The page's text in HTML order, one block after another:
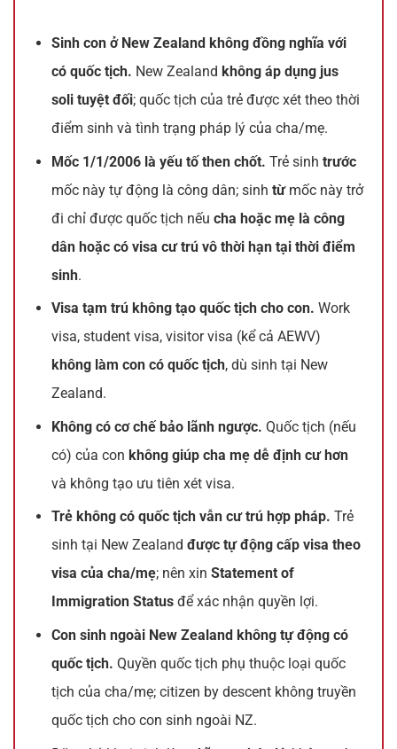
Sinh con ở New Zealand không đồng nghĩa với
có quốc tịch. New Zealandkhông áp dụng jus
soli tuyệt đối; quốc tịch của trẻ được xét theo thời
điểm sinh và tình trạng pháp lý của cha/mẹ.
Mốc 1/1/2006 là yếu tố then chốt. Trẻ sinhtrước
mốc này tự động là công dân; sinhtừmốc này trở
đi chỉ được quốc tịch nếucha hoặc mẹ là công
dân hoặc có visa cư trú vô thời hạn tại thời điểm
sinh.
Visa tạm trú không tạo quốc tịch cho con. Work
visa, student visa, visitor visa (kể cả AEWV)
không làm con có quốc tịch, dù sinh tại New
Zealand.
Không có cơ chế bảo lãnh ngược. Quốc tịch (nếu
có) của conkhông giúp cha mẹ dễ định cư hơn
và không tạo ưu tiên xét visa.
Trẻ không có quốc tịch vẫn cư trú hợp pháp. Trẻ
sinh tại New Zealandđược tự động cấp visa theo
visa của cha/mẹ; nên xinStatement of
Immigration Status để xác nhận quyền lợi.
Con sinh ngoài New Zealand không tự động có
quốc tịch. Quyền quốc tịch phụ thuộc loại quốc
tịch của cha/mẹ; citizen by descent không truyền
quốc tịch cho con sinh ngoài NZ.